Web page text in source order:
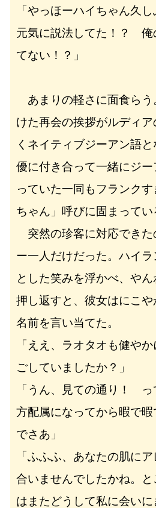
「やっほーハイちゃん久
元気に説法してた！？ 俺
てない！？」
あまりの軽さに面食らう
けた再会の挨拶がルディ
くネイティブジーアン語
優に付き合って一緒にジ
っていた一同もフランク
ちゃん」呼びに固まってい
突然の珍客に対応できた
ー一人だけだった。ハイ
とした笑みを浮かべ、や
押し返すと、彼女はにこ
名前を言い当てた。
「ええ、ラオタオも健や
ごしていましたか？」
「うん、見ての通り！ っ
方配属になってから暇で
でさあ」
「ふふふ、あなたの肌に
合いませんでしたかね。
はまたどうして私に会い